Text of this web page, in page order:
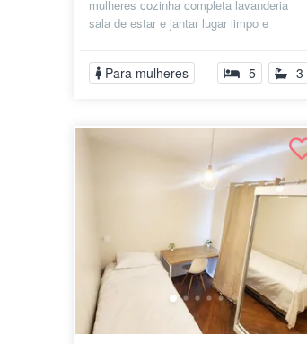
mulheres cozinha completa lavanderia
sala de estar e jantar lugar limpo e
Para mulheres 5 3